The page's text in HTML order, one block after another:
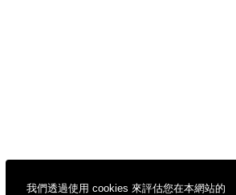
我們透過使用 cookies 來評估您在本網站的